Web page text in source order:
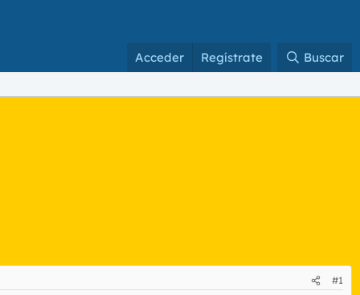
Acceder Regístrate Buscar
#1